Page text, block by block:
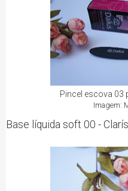
Pincel escova 03
Imagem:
Base líquida soft 00 -